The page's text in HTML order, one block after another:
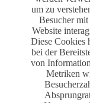
um zu
Besucher mit
Website
Diese Cookies
bei der
von
Metriken